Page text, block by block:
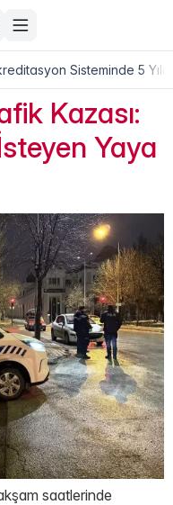
Sisteminde 5
Kazası:
Yaya
saatlerinde